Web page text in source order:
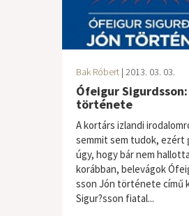
Bak Róbert | 2013. 03. 03.
Ófeigur
története
A kortárs izlandi
semmit sem tudok, ezért
úgy, hogy bár nem
korábban, belevágok
sson Jón története című
Sigur?sson fiatal...